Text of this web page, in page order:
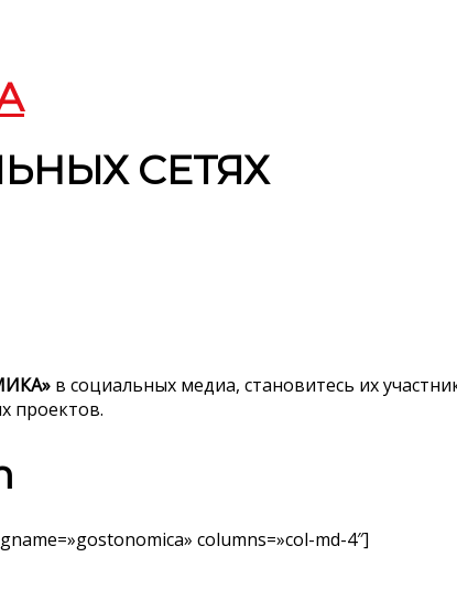
СЕТЯХ
в социальных медиа, становитесь их
проектов.
columns=»col-md-4″]